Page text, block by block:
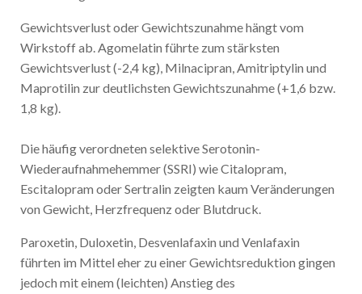
Gewichtsverlust oder Gewichtszunahme hängt vom
Wirkstoff ab. Agomelatin führte zum stärksten
Gewichtsverlust (-2,4 kg), Milnacipran, Amitriptylin und
Maprotilin zur deutlichsten Gewichtszunahme (+1,6 bzw.
1,8 kg).
Die häufig verordneten selektive Serotonin-
Wiederaufnahmehemmer (SSRI) wie Citalopram,
Escitalopram oder Sertralin zeigten kaum Veränderungen
von Gewicht, Herzfrequenz oder Blutdruck.
Paroxetin, Duloxetin, Desvenlafaxin und Venlafaxin
führten im Mittel eher zu einer Gewichtsreduktion gingen
jedoch mit einem (leichten) Anstieg des